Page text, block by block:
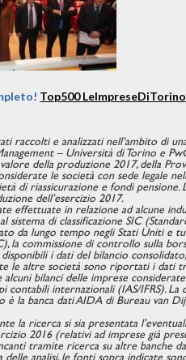
Top500
raccolti e analizzati nell’ambito di
– Università di Torino e
della produzione 2017, della
le società con sede legale
di riassicurazione e fondi
dell’esercizio 2017.
effettuate in relazione ad alcune
sistema di classificazione SIC
da lungo tempo negli Stati Uniti e
la commissione di controllo sulla
i dati del bilancio
le altre società sono riportati i dati
alcuni bilanci delle imprese
contabili internazionali (IAS/IFRS).
è la banca dati AIDA di Bureau van
la ricerca si sia presentata
2016 (relativi ad imprese già
tramite ricerca su altre banche
analisi, le fonti sopra indicate